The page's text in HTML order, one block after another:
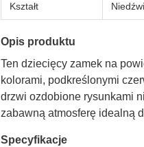
Kształt
Opis produktu
Ten dziecięcy zamek na
kolorami, podkreślonymi
drzwi ozdobione rysunkami
zabawną atmosferę idealną
Specyfikacje